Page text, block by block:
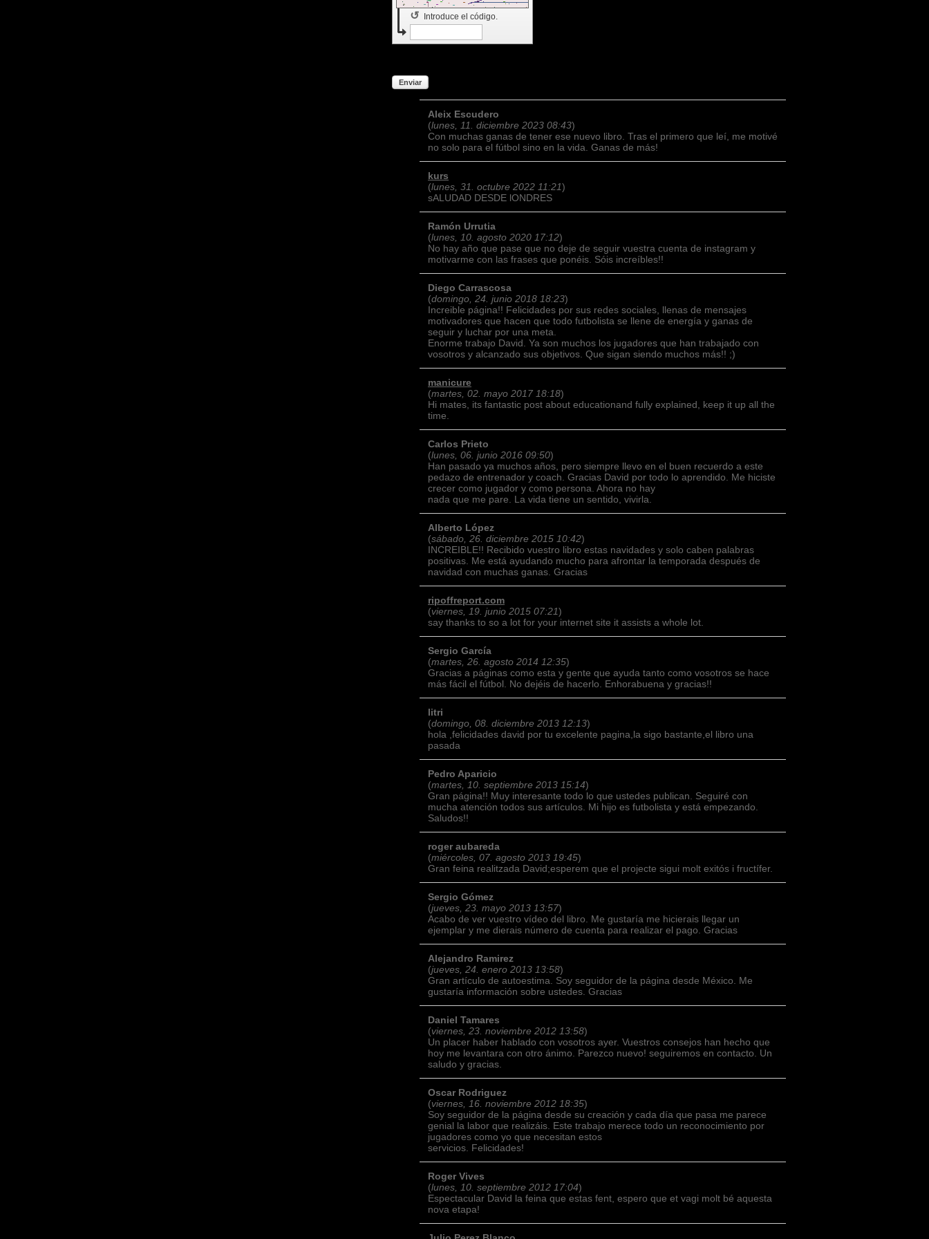
Introduce el código.
↺
Enviar
Aleix Escudero
(lunes, 11. diciembre 2023 08:43)
Con muchas ganas de tener ese nuevo libro. Tras el primero que leí, me motivé
no solo para el fútbol sino en la vida. Ganas de más!
kurs
(lunes, 31. octubre 2022 11:21)
sALUDAD DESDE lONDRES
Ramón Urrutia
(lunes, 10. agosto 2020 17:12)
No hay año que pase que no deje de seguir vuestra cuenta de instagram y
motivarme con las frases que ponéis. Sóis increíbles!!
Diego Carrascosa
(domingo, 24. junio 2018 18:23)
Increible página!! Felicidades por sus redes sociales, llenas de mensajes
motivadores que hacen que todo futbolista se llene de energía y ganas de
seguir y luchar por una meta.
Enorme trabajo David. Ya son muchos los jugadores que han trabajado con
vosotros y alcanzado sus objetivos. Que sigan siendo muchos más!! ;)
manicure
(martes, 02. mayo 2017 18:18)
Hi mates, its fantastic post about educationand fully explained, keep it up all the
time.
Carlos Prieto
(lunes, 06. junio 2016 09:50)
Han pasado ya muchos años, pero siempre llevo en el buen recuerdo a este
pedazo de entrenador y coach. Gracias David por todo lo aprendido. Me hiciste
crecer como jugador y como persona. Ahora no hay
nada que me pare. La vida tiene un sentido, vivirla.
Alberto López
(sábado, 26. diciembre 2015 10:42)
INCREIBLE!! Recibido vuestro libro estas navidades y solo caben palabras
positivas. Me está ayudando mucho para afrontar la temporada después de
navidad con muchas ganas. Gracias
ripoffreport.com
(viernes, 19. junio 2015 07:21)
say thanks to so a lot for your internet site it assists a whole lot.
Sergio García
(martes, 26. agosto 2014 12:35)
Gracias a páginas como esta y gente que ayuda tanto como vosotros se hace
más fácil el fútbol. No dejéis de hacerlo. Enhorabuena y gracias!!
litri
(domingo, 08. diciembre 2013 12:13)
hola ,felicidades david por tu excelente pagina,la sigo bastante,el libro una
pasada
Pedro Aparicio
(martes, 10. septiembre 2013 15:14)
Gran página!! Muy interesante todo lo que ustedes publican. Seguiré con
mucha atención todos sus artículos. Mi hijo es futbolista y está empezando.
Saludos!!
roger aubareda
(miércoles, 07. agosto 2013 19:45)
Gran feina realitzada David;esperem que el projecte sigui molt exitós i fructífer.
Sergio Gómez
(jueves, 23. mayo 2013 13:57)
Acabo de ver vuestro vídeo del libro. Me gustaría me hicierais llegar un
ejemplar y me dierais número de cuenta para realizar el pago. Gracias
Alejandro Ramirez
(jueves, 24. enero 2013 13:58)
Gran artículo de autoestima. Soy seguidor de la página desde México. Me
gustaría información sobre ustedes. Gracias
Daniel Tamares
(viernes, 23. noviembre 2012 13:58)
Un placer haber hablado con vosotros ayer. Vuestros consejos han hecho que
hoy me levantara con otro ánimo. Parezco nuevo! seguiremos en contacto. Un
saludo y gracias.
Oscar Rodriguez
(viernes, 16. noviembre 2012 18:35)
Soy seguidor de la página desde su creación y cada día que pasa me parece
genial la labor que realizáis. Este trabajo merece todo un reconocimiento por
jugadores como yo que necesitan estos
servicios. Felicidades!
Roger Vives
(lunes, 10. septiembre 2012 17:04)
Espectacular David la feina que estas fent, espero que et vagi molt bé aquesta
nova etapa!